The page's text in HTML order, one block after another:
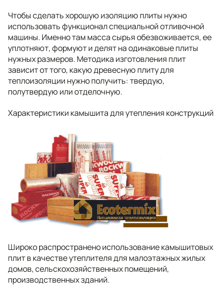
Чтобы сделать хорошую изоляцию плиты нужно
использовать функционал специальной отливочной
машины. Именно там масса сырья обезвоживается, ее
уплотняют, формуют и делят на одинаковые плиты
нужных размеров. Методика изготовления плит
зависит от того, какую древесную плиту для
теплоизоляции нужно получить: твердую,
полутвердую или отделочную.
Характеристики камышита для утепления конструкций
Широко распространено использование камышитовых
плит в качестве утеплителя для малоэтажных жилых
домов, сельскохозяйственных помещений,
производственных зданий.